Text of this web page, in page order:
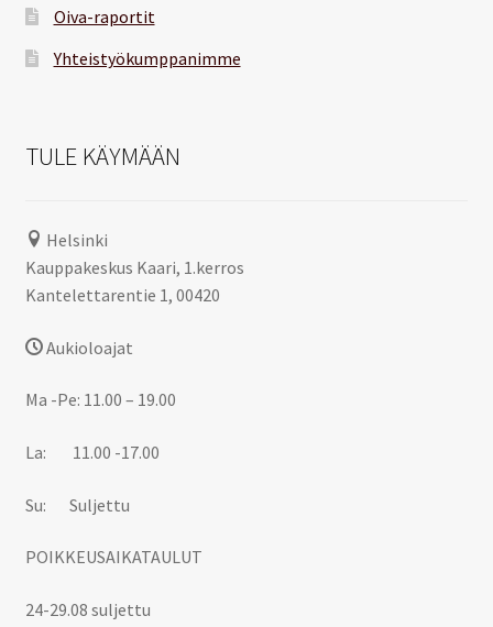
Oiva-raportit
Yhteistyökumppanimme
TULE KÄYMÄÄN
Helsinki
Kauppakeskus Kaari, 1.kerros
Kantelettarentie 1, 00420
Aukioloajat
Ma -Pe: 11.00 – 19.00
La: 11.00 -17.00
Su: Suljettu
POIKKEUSAIKATAULUT
24-29.08 suljettu